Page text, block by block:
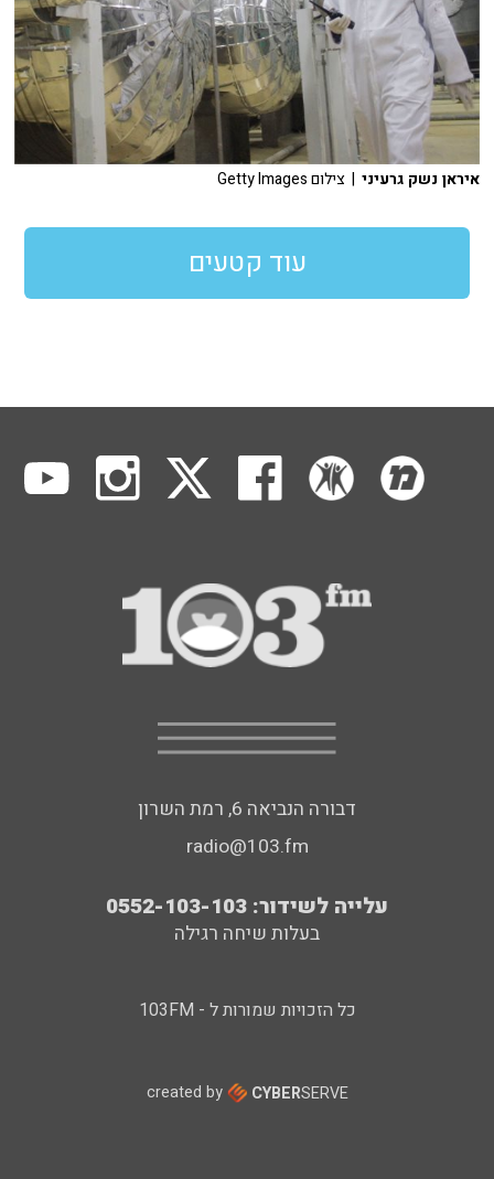
איראן נשק גרעיני | צילום Getty Images
עוד קטעים
דבורה הנביאה 6, רמת השרון
radio@103.fm
עלייה לשידור: 0552-103-103
בעלות שיחה רגילה
כל הזכויות שמורות ל - 103FM
created by CYBERSERVE